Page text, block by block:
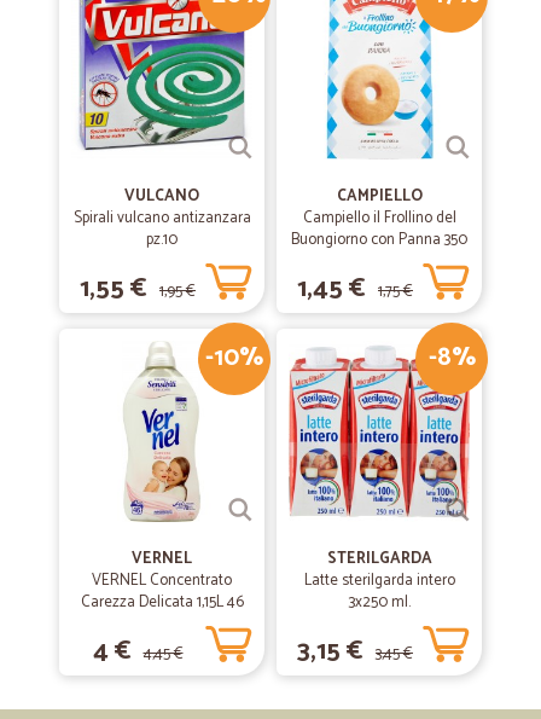
intorno a.mezzanotte, ma comprensibile per il periodo.
—Massimo P.
Qualche disguido sul primo ordine
Qualche disguido sul primo ordine, ma per il resto tutto bene, ottima
20/02/2020
Alessandro G.
Molto buono
Ho fatto due ordini tutto ok. Molto rapidi e sono soddisfatto dei
10/10/2019
— Vair A.
Ottimi prodotti,prezzi…
Ottimi prodotti,prezzi convenienti,spedizione veloce
12/06/2019
—Samantha C.
Prodotti arrivati nei tempi previsti
Prodotti arrivati nei tempi previsti, tutti di ottima qualità.
VULCANO
Spirali vulcano antizanzara
pz.10
1,55 € 1,95 €
CAMPIELLO
Campiello il Frollino del
Buongiorno con Panna 350
1,45 € 1,75 €
-10%
VERNEL
VERNEL Concentrato
Carezza Delicata 1,15L 46
4 € 4,45 €
-8%
STERILGARDA
Latte sterilgarda intero
3x250 ml.
3,15 € 3,45 €